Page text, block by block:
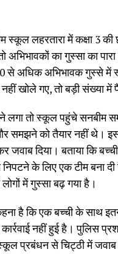
स्कूल लहरतारा में कक्षा 3 की
का गुस्सा का
अधिक अभिभावक गुस्से में
खोले गए, तो बड़ी संख्या
लगा तो स्कूल पहुंचे सनबीम
समझने को तैयार नहीं थे।
जवाब दिया। बताया कि
के लिए एक टीम बना दी
में गुस्सा बढ़ गया है।
है कि एक बच्ची के साथ
नहीं हुई है। पुलिस
प्रबंधन से चिट्ठी में जवाब